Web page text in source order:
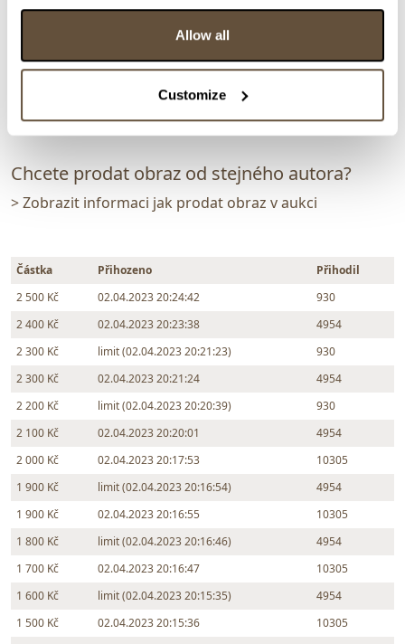
Allow all
Customize
Dražba ukončena:
02.04.2023 20:27:00
vydraženo za:
2 500 Kč
Zpět na aukční výsledky
Chcete prodat obraz od stejného autora?
> Zobrazit informaci jak prodat obraz v aukci
Částka Přihozeno
Přihodil
2 500 Kč
02.04.2023 20:24:42
930
2 400 Kč
02.04.2023 20:23:38
4954
2 300 Kč
limit (02.04.2023 20:21:23)
930
2 300 Kč
02.04.2023 20:21:24
4954
2 200 Kč
limit (02.04.2023 20:20:39)
930
2 100 Kč
02.04.2023 20:20:01
4954
2 000 Kč
02.04.2023 20:17:53
10305
1 900 Kč
limit (02.04.2023 20:16:54)
4954
1 900 Kč
02.04.2023 20:16:55
10305
1 800 Kč
limit (02.04.2023 20:16:46)
4954
1 700 Kč
02.04.2023 20:16:47
10305
1 600 Kč
limit (02.04.2023 20:15:35)
4954
1 500 Kč
02.04.2023 20:15:36
10305